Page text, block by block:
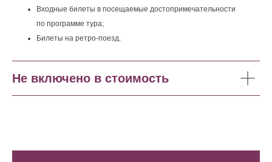
Входные билеты в посещаемые достопримечательности
по программе тура;
Билеты на ретро-поезд.
Не включено в стоимость